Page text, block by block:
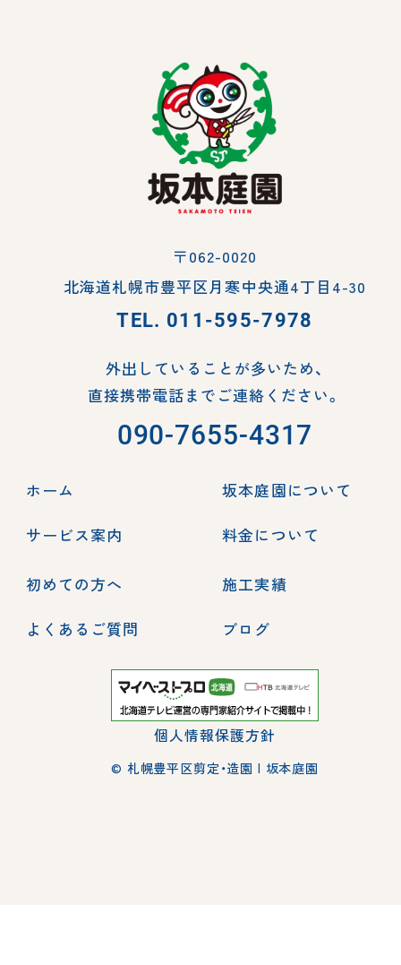
〒062-0020
北海道札幌市豊平区月寒中央通4丁目4-30
TEL. 011-595-7978
外出していることが多いため、
直接携帯電話までご連絡ください。
090-7655-4317
ホーム
坂本庭園について
サービス案内
料金について
初めての方へ
施工実績
よくあるご質問
ブログ
個人情報保護方針
© 札幌豊平区剪定・造園 | 坂本庭園